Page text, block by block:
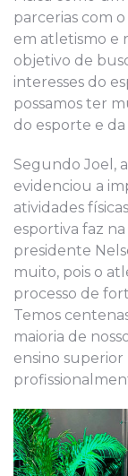
parcerias com
em atletismo e
objetivo de
interesses do
possamos ter
do esporte e da
Segundo Joel,
evidenciou a
atividades
esportiva faz na
presidente
muito, pois o
processo de
Temos
maioria de
ensino superior